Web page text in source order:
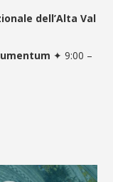
dell’Alta Val
✦ 9:00 –